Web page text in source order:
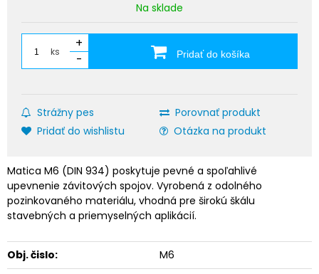
Na sklade
ks
+
-
Pridať do košíka
Strážny pes
Porovnať produkt
Pridať do wishlistu
Otázka na produkt
Matica M6 (DIN 934) poskytuje pevné a spoľahlivé
upevnenie závitových spojov. Vyrobená z odolného
pozinkovaného materiálu, vhodná pre širokú škálu
stavebných a priemyselných aplikácií.
Obj. čislo:
M6